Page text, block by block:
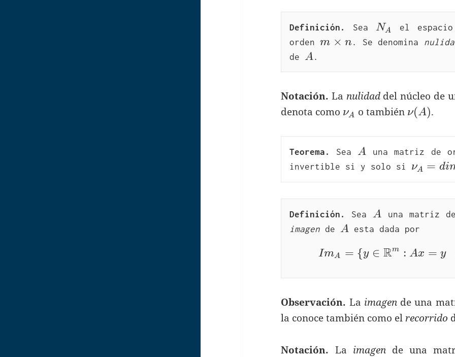
Definición. Sea N_A
NA el
orden m\times
m × n. Se denomina
de A
A.
Notación. La nulidaddel núcleo de
denota como \nu_A
νA o también \nu(A)
ν(A).
Teorema. Sea A
A una matriz de
invertible si y solo si νA = di
Definición. Sea A
A una matriz
imagen de A
A esta dada por
ImA = {y ∈ Rm : Ax = y
Observación. La imagende una
la conoce también como el recorrido
Notación. La imagende una